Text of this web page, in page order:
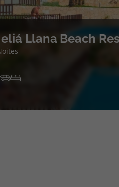
Llana Beach